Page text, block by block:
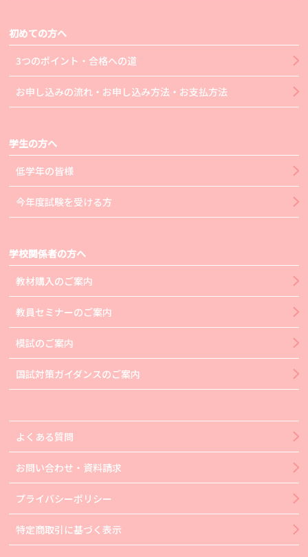
初めての方へ
3つのポイント・合格への道
お申し込みの流れ・お申し込み方法・お支払方法
学生の方へ
低学年の皆様
今年度試験を受ける方
学校関係者の方へ
教材購入のご案内
教員セミナーのご案内
模試のご案内
国試対策ガイダンスのご案内
よくある質問
お問い合わせ・資料請求
プライバシーポリシー
特定商取引に基づく表示